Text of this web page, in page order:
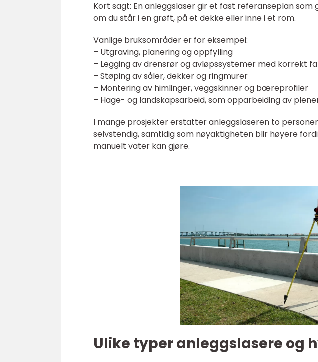
Kort sagt: En anleggslaser gir et fast referanseplan som
om du står i en grøft, på et dekke eller inne i et rom.
Vanlige bruksområder er for eksempel:
– Utgraving, planering og oppfylling
– Legging av drensrør og avløpssystemer med korrekt
– Støping av såler, dekker og ringmurer
– Montering av himlinger, veggskinner og bæreprofiler
– Hage- og landskapsarbeid, som opparbeiding av
I mange prosjekter erstatter anleggslaseren to
selvstendig, samtidig som nøyaktigheten blir høyere
manuelt vater kan gjøre.
Ulike typer anleggslasere og